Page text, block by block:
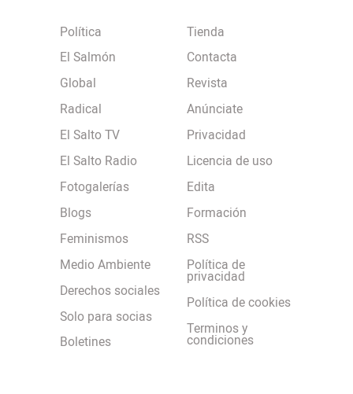
Política
El Salmón
Global
Radical
El Salto TV
El Salto Radio
Fotogalerías
Blogs
Feminismos
Medio Ambiente
Derechos sociales
Solo para socias
Boletines
Tienda
Contacta
Revista
Anúnciate
Privacidad
Licencia de uso
Edita
Formación
RSS
Política de
privacidad
Política de cookies
Terminos y
condiciones